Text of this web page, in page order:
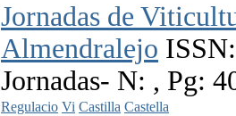
Jornadas de
Almendralejo
Jornadas- N: , Pg:
Regulacio Vi Castilla Castella